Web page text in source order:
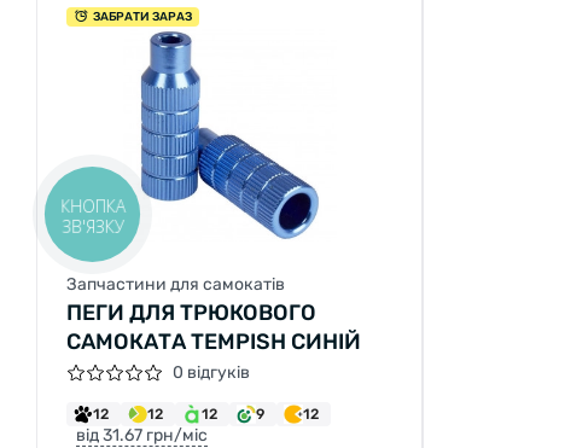
ЗАБРАТИ ЗАРАЗ
Запчастини для самокатів
ПЕГИ ДЛЯ ТРЮКОВОГО
САМОКАТА TEMPISH СИНІЙ
0 відгуків
12 12 12 9 12
від 31.67 грн/міс
КНОПКА
ЗВ'ЯЗКУ